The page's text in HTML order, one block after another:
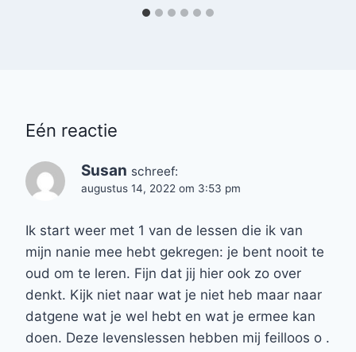
Eén reactie
Susan schreef:
augustus 14, 2022 om 3:53 pm
Ik start weer met 1 van de lessen die ik van
mijn nanie mee hebt gekregen: je bent nooit te
oud om te leren. Fijn dat jij hier ook zo over
denkt. Kijk niet naar wat je niet heb maar naar
datgene wat je wel hebt en wat je ermee kan
doen. Deze levenslessen hebben mij feilloos o .